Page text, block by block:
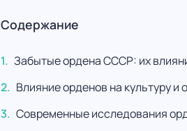
Содержание
Забытые ордена СССР: их
Влияние орденов на культуру и
Современные исследования